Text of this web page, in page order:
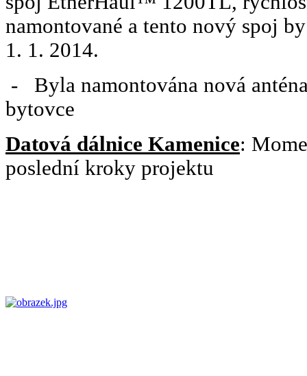
namontované a tento nový spoj
1. 1. 2014.
- Byla namontována nová
bytovce
Datová dálnice Kamenice:
poslední kroky projektu